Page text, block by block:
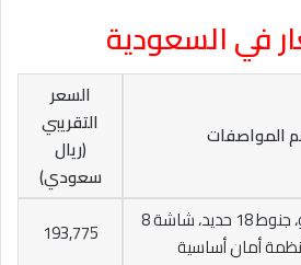
في السعودية
المواصفات
السعر
التقريبي
(ريال
سعودي)
بنزين 2.4 تيربو، جنوط 18 حديد، شاشة 8
أمان أساسية
193,775